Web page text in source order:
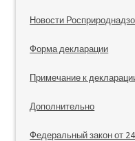
Новости
Форма декларации
Примечание к
Дополнительно
Федеральный закон от